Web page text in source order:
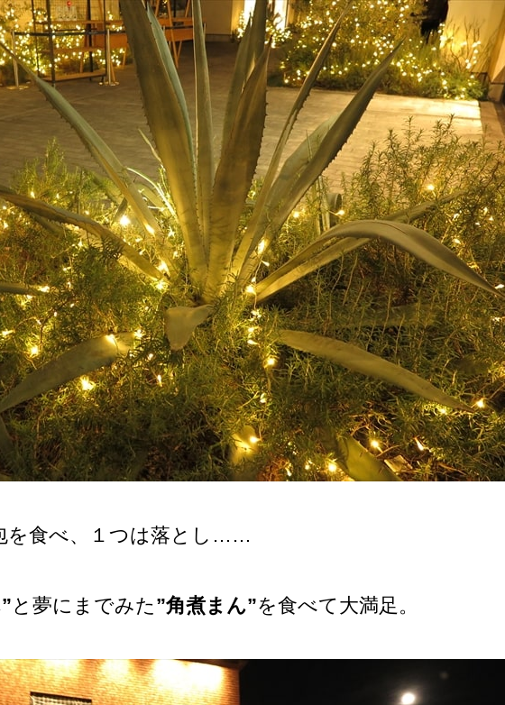
を食べ、１つは落とし……
と夢にまでみた ”角煮まん”を食べて大満足。